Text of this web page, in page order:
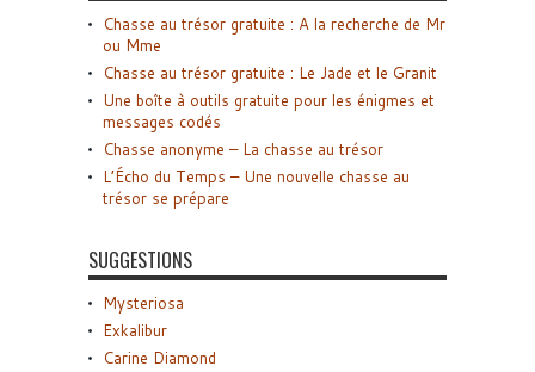
Chasse au trésor gratuite : A la recherche de Mr
ou Mme
Chasse au trésor gratuite : Le Jade et le Granit
Une boîte à outils gratuite pour les énigmes et
messages codés
Chasse anonyme – La chasse au trésor
L’Écho du Temps – Une nouvelle chasse au
trésor se prépare
SUGGESTIONS
Mysteriosa
Exkalibur
Carine Diamond